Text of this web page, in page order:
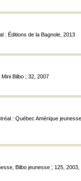
: Éditions de la Bagnole, 2013
Mini Bilbo ; 32, 2007
: Québec Amérique
Bilbo jeunesse ; 125, 2003,